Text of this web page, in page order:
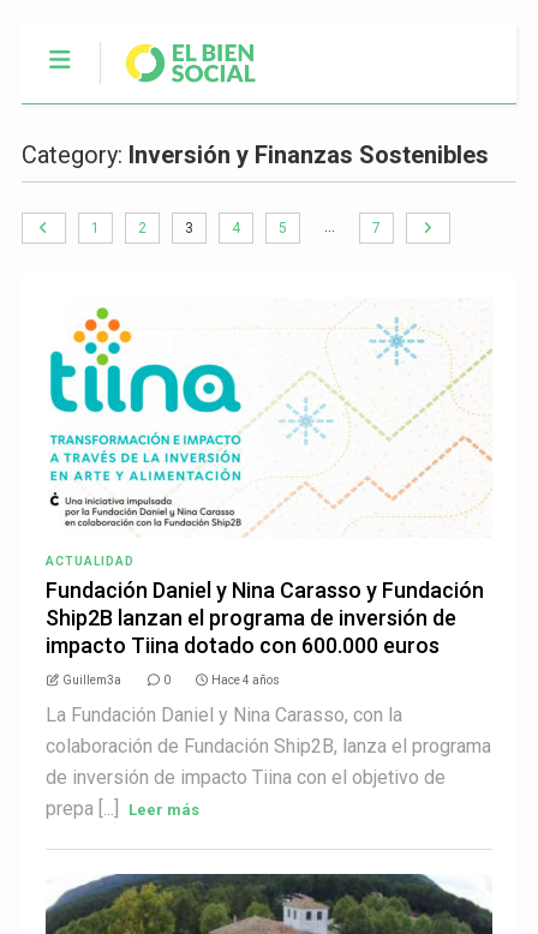
Category: Inversión y Finanzas Sostenibles
1 2 3 4 5 … 7
ACTUALIDAD
Fundación Daniel y Nina Carasso y Fundación
Ship2B lanzan el programa de inversión de
impacto Tiina dotado con 600.000 euros
Guillem3a 0 Hace 4 años
La Fundación Daniel y Nina Carasso, con la
colaboración de Fundación Ship2B, lanza el programa
de inversión de impacto Tiina con el objetivo de
prepa [...]
Leer más